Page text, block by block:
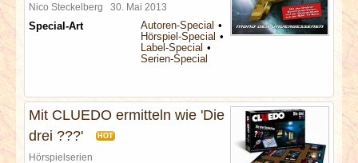
ARCHIV
Nico Steckelberg 30. Mai 2013
Special-Art
Autoren-Special
Hörspiel-Special
Label-Special
Serien-Special
Mit CLUEDO ermitteln wie 'Die
drei ???'
HOT
Hörspielserien